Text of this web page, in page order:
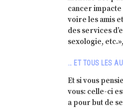
cancer impacte
voire les amis
des services
sexologie,
… ET TOUS LES
Et si vous
vous: celle-ci
a pour but de